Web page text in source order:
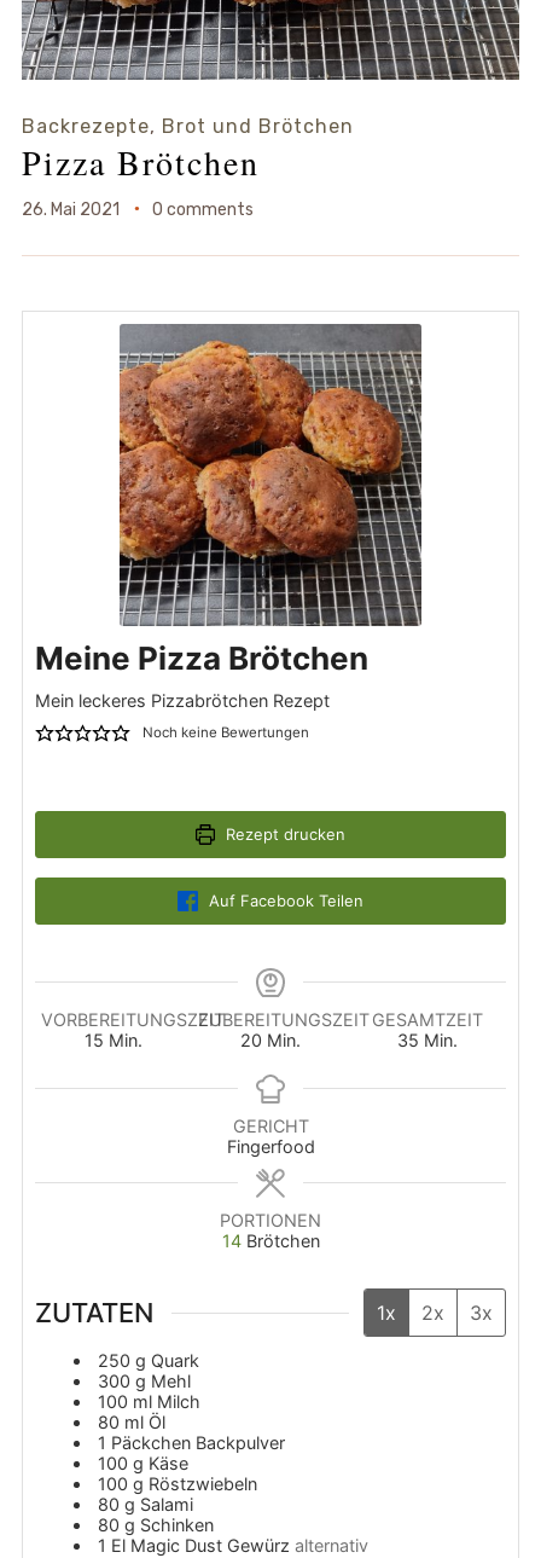
Backrezepte, Brot und Brötchen
Pizza Brötchen
26. Mai 2021 0 comments
Meine Pizza Brötchen
Mein leckeres Pizzabrötchen Rezept
Noch keine Bewertungen
Rezept drucken
Auf Facebook Teilen
VORBEREITUNGSZEIT
15Minuten
Min.
ZUBEREITUNGSZEIT
20 Minuten
Min.
GESAMTZEIT
35 Minuten
Min.
GERICHT
Fingerfood
PORTIONEN
14 Brötchen
ZUTATEN 1x 2x 3x
250 g Quark
300 g Mehl
100 ml Milch
80 ml Öl
1 Päckchen Backpulver
100 g Käse
100 g Röstzwiebeln
80 g Salami
80 g Schinken
1 El Magic Dust Gewürz alternativ